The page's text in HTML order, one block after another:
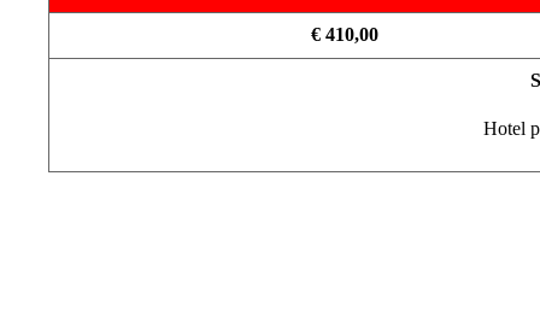
€ 410,00
Hotel